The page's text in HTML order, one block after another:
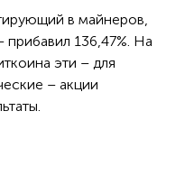
в майнеров,
прибавил 136,47%. На
эти – для
– акции